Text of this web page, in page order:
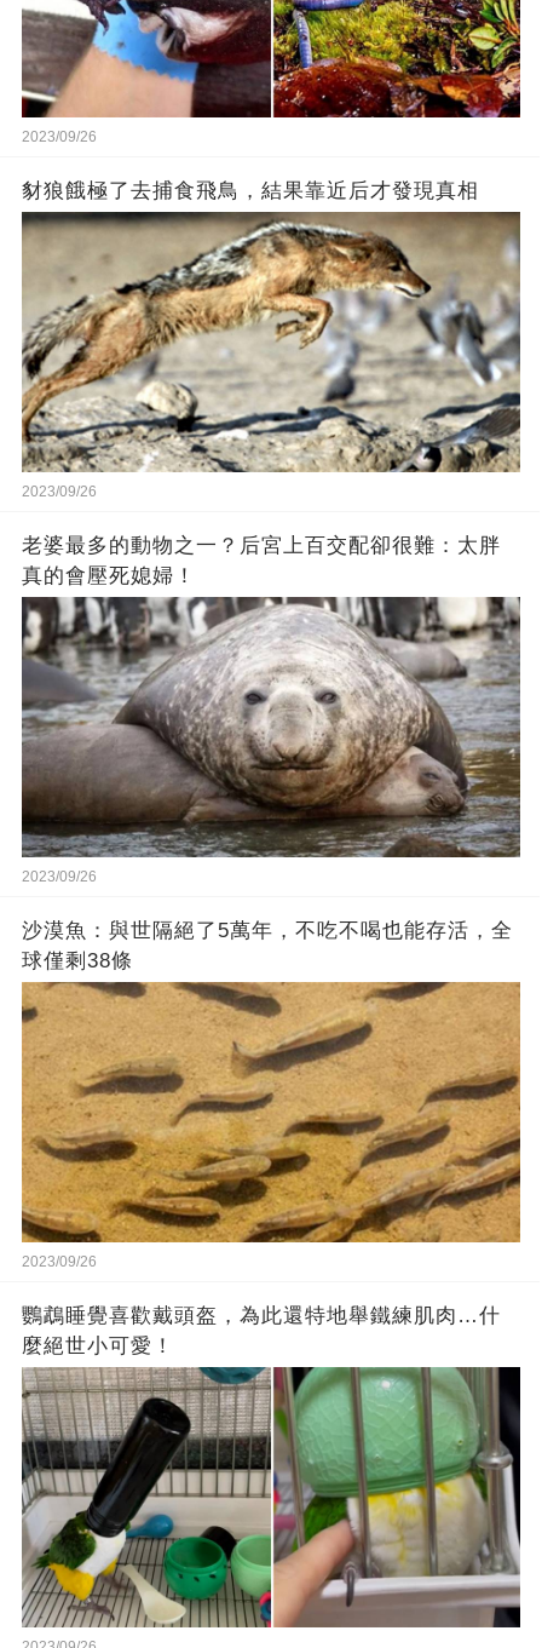
2023/09/26
豺狼餓極了去捕食飛鳥，結果靠近后才發現真相
2023/09/26
老婆最多的動物之一？后宮上百交配卻很難：太胖
真的會壓死媳婦！
2023/09/26
沙漠魚：與世隔絕了5萬年，不吃不喝也能存活，全
球僅剩38條
2023/09/26
鸚鵡睡覺喜歡戴頭盔，為此還特地舉鐵練肌肉…什
麼絕世小可愛！